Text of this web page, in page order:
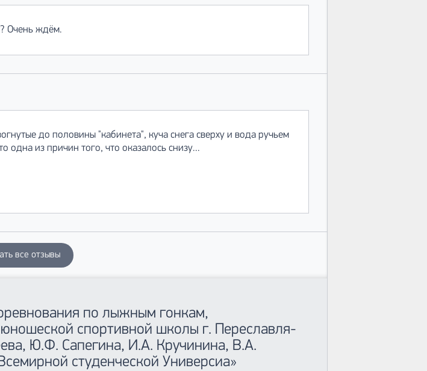
Очень ждём.
до половины "кабинета", куча снега сверху и вода ручьем
одна из причин того, что оказалось снизу...
все отзывы
по лыжным гонкам,
спортивной школы г. Переславля-
Ю.Ф. Сапегина, И.А. Кручинина, В.А.
студенческой Универсиа»